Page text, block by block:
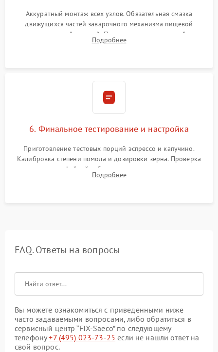
Аккуратный монтаж всех узлов. Обязательная смазка
движущихся частей заварочного механизма пищевой
силиконовой смазкой. Проведение программной
декальцинации и очистки системы от кофейных масел.
Подробнее
6. Финальное тестирование и настройка
Приготовление тестовых порций эспрессо и капучино.
Калибровка степени помола и дозировки зерна. Проверка
плотности кофейной таблетки, температуры напитка и
качества молочной пены. Контроль отсутствия посторонних
Подробнее
FAQ. Ответы на вопросы
Вы можете ознакомиться с приведенными ниже
часто задаваемыми вопросами, либо обратиться в
сервисный центр “FIX-Saeco” по следующему
телефону+7 (495) 023-73-25 если не нашли ответ на
свой вопрос.